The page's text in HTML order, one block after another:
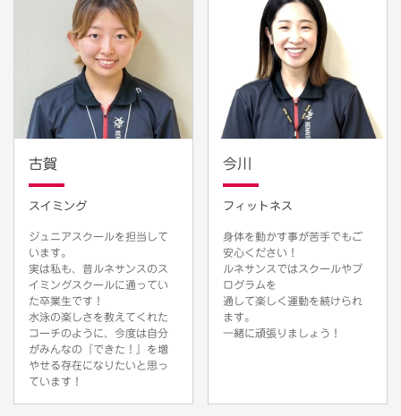
古賀
スイミング
ジュニアスクールを担当して
います。
実は私も、昔ルネサンスのス
イミングスクールに通ってい
た卒業生です！
水泳の楽しさを教えてくれた
コーチのように、今度は自分
がみんなの『できた！』を増
やせる存在になりたいと思っ
ています！
今川
フィットネス
身体を動かす事が苦手でもご
安心ください！
ルネサンスではスクールやプ
ログラムを
通して楽しく運動を続けられ
ます。
一緒に頑張りましょう！